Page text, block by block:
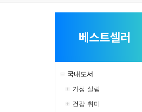
베스트셀러
국내도서
가정 살림
건강 취미